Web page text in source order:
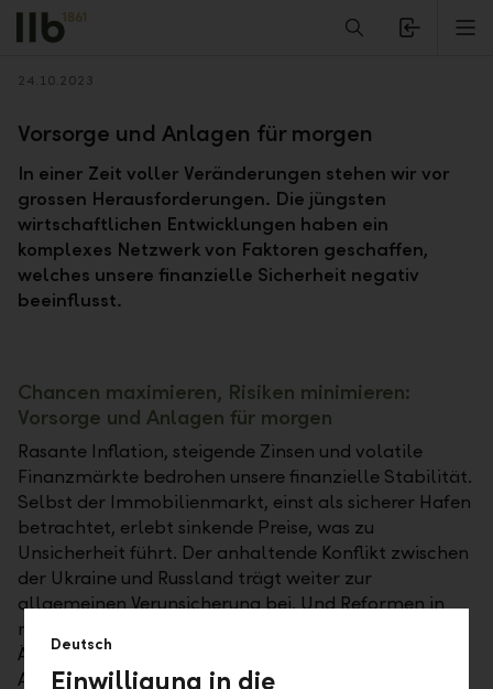
Alerts.Headline
Zurück
24.10.2023
Vorsorge und Anlagen für morgen
In einer Zeit voller Veränderungen stehen wir vor
grossen Herausforderungen. Die jüngsten
wirtschaftlichen Entwicklungen haben ein
komplexes Netzwerk von Faktoren geschaffen,
welches unsere finanzielle Sicherheit negativ
beeinflusst.
Chancen maximieren, Risiken minimieren:
Vorsorge und Anlagen für morgen
Rasante Inflation, steigende Zinsen und volatile
Finanzmärkte bedrohen unsere finanzielle Stabilität.
Selbst der Immobilienmarkt, einst als sicherer Hafen
betrachtet, erlebt sinkende Preise, was zu
Unsicherheit führt. Der anhaltende Konflikt zwischen
der Ukraine und Russland trägt weiter zur
allgemeinen Verunsicherung bei. Und Reformen in
mehreren Rentensystemen in Europa verstärken die
Ängste der Bürgerinnen und Bürger hinsichtlich ihrer
Altersvorsorge. Hinzu kommen Sorgen über
Deutsch
Einwilligung in die